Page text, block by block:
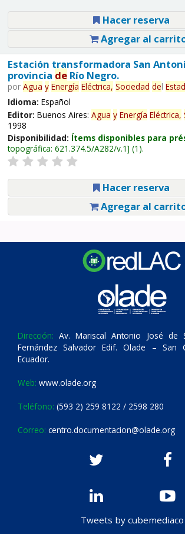
Hacer reserva
Agregar al
Estación transformadora San
provincia deRío Negro.
por Agua y Energía Eléctrica, Sociedad del
Idioma: Español
Editor: Buenos Aires: Agua y Energía Eléctrica,
1998
Disponibilidad: Ítems disponibles para
topográfica: 621.374.5/A282/v.1 (1).
Hacer reserva
Agregar al
Dirección: Av. Mariscal Antonio José de
Fernández Salvador Edif. Olade – San
Ecuador.
Web: www.olade.org
Teléfono: (593 2) 259 8122 / 2598 280
Correo: centro.documentacion@olade.org
Tweets by cubemediaco